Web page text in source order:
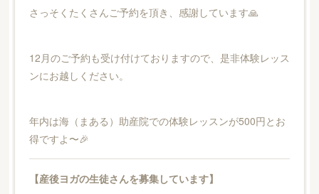
さっそくたくさんご予約を頂き、感謝しています🙏
12月のご予約も受け付けておりますので、是非体験レッス
ンにお越しください。
年内は海（まある）助産院での体験レッスンが500円とお
得ですよ〜🎉
【産後ヨガの生徒さんを募集しています】